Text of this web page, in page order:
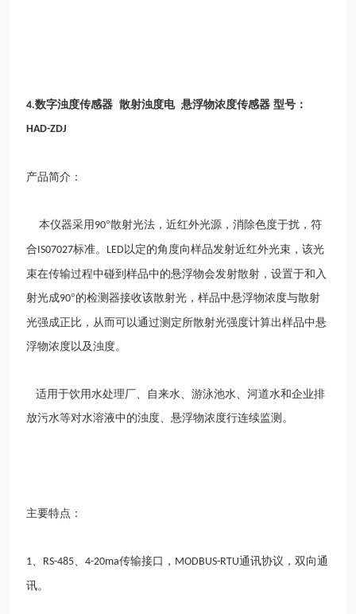
4.数字浊度传感器 散射浊度电 悬浮物浓度传感器 型号：
HAD-ZDJ
产品简介：
本仪器采用 90°散射光法，近红外光源，消除色度于扰，符
合 IS07027标准。 LED以定的角度向样品发射近红外光束，该光
束在传输过程中碰到样品中的悬浮物会发射散射，设置于和入
射光成90°的检测器接收该散射光，样品中悬浮物浓度与散射
光强成正比，从而可以通过测定所散射光强度计算出样品中悬
浮物浓度以及浊度。
适用于饮用水处理厂、自来水、游泳池水、河道水和企业排
放污水等对水溶液中的浊度、悬浮物浓度行连续监测。
主要特点：
1 RS-485 、4-20ma传输接口， MODBUS-RTU通讯协议，双向通
讯。